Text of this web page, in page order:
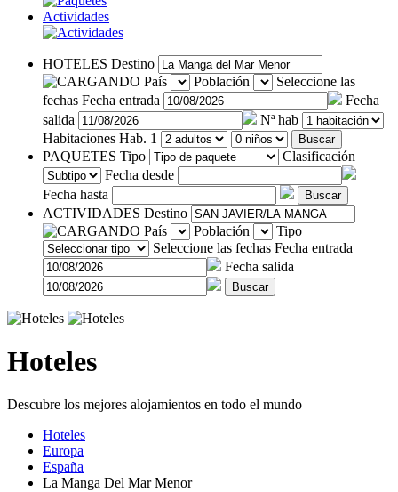
Actividades
HOTELES Destino
País
Población
Seleccione las
fechas Fecha entrada
Fecha
salida
Nª hab
Habitaciones Hab. 1 Buscar
PAQUETES Tipo
Clasificación
Fecha desde
Fecha hasta
Buscar
ACTIVIDADES Destino
País
Población
Tipo
Seleccione las fechas Fecha entrada
Fecha salida
Buscar
Hoteles
Descubre los mejores alojamientos en todo el mundo
Hoteles
Europa
España
La Manga Del Mar Menor